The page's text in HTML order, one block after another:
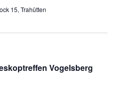
15, Trahütten
Vogelsberg